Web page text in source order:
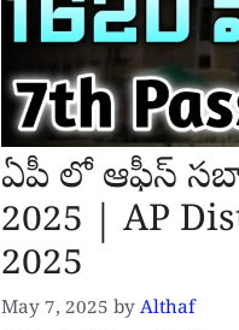
ఏపీ లో ఆఫీస్
2025 | AP
2025
May 7, 2025 by Althaf